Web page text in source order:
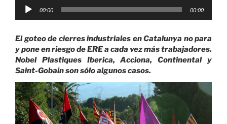
Reproductor
de
audio
00:00 00:00
El goteo de cierres industriales en Catalunya no para
y pone en riesgo de ERE a cada vez más trabajadores.
Nobel Plastiques Iberica, Acciona, Continental y
Saint-Gobain son sólo algunos casos.